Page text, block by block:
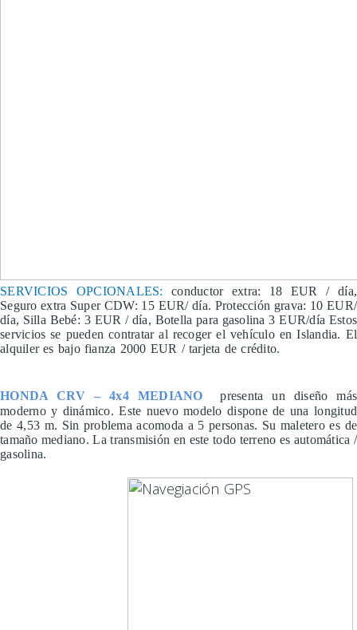
SERVICIOS OPCIONALES: conductor extra: 18 EUR / día,
Seguro extra Super CDW: 15 EUR/ día. Protección grava: 10 EUR/
día, Silla Bebé: 3 EUR / día, Botella para gasolina 3 EUR/día Estos
servicios se pueden contratar al recoger el vehículo en Islandia. El
alquiler es bajo fianza 2000 EUR / tarjeta de crédito.
HONDA CRV – 4x4 MEDIANO
presenta un diseño más
moderno y dinámico. Este nuevo modelo dispone de una longitud
de 4,53 m. Sin problema acomoda a 5 personas. Su maletero es de
tamaño mediano. La transmisión en este todo terreno es automática /
gasolina.